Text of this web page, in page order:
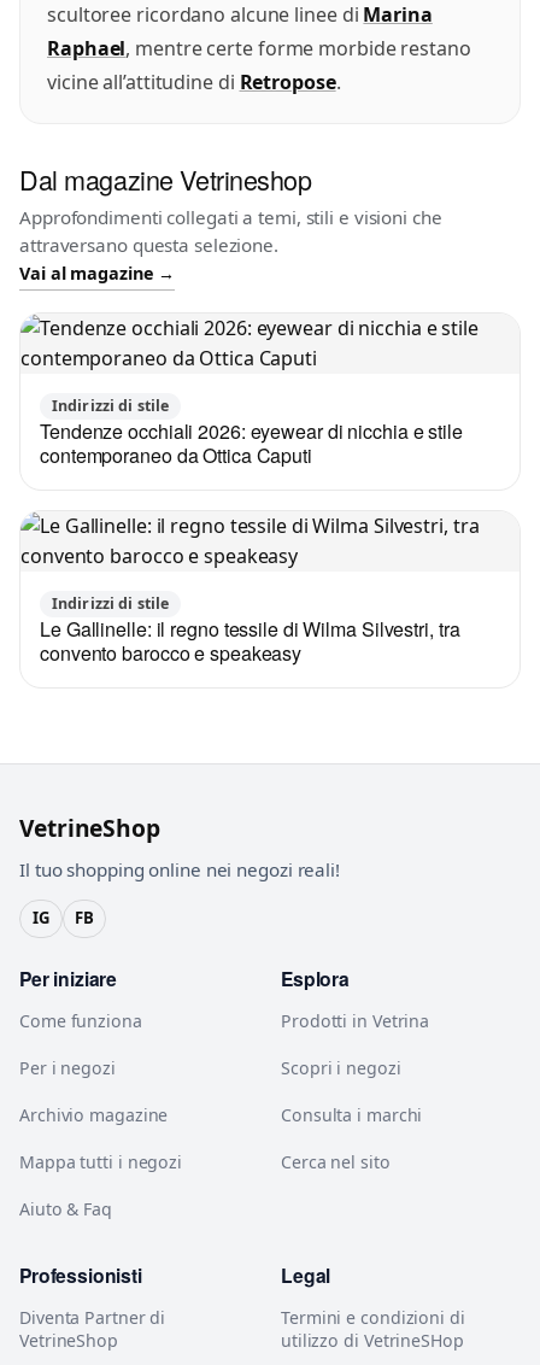
scultoree ricordano alcune linee di Marina
Raphael, mentre certe forme morbide restano
vicine all’attitudine di Retropose.
Dal magazine Vetrineshop
Approfondimenti collegati a temi, stili e visioni che
attraversano questa selezione.
Vai al magazine →
Indirizzi di stile
Tendenze occhiali 2026: eyewear di nicchia e stile
contemporaneo da Ottica Caputi
Indirizzi di stile
Le Gallinelle: il regno tessile di Wilma Silvestri, tra
convento barocco e speakeasy
VetrineShop
Il tuo shopping online nei negozi reali!
IG FB
Per iniziare
Come funziona
Per i negozi
Archivio magazine
Mappa tutti i negozi
Aiuto & Faq
Esplora
Prodotti in Vetrina
Scopri i negozi
Consulta i marchi
Cerca nel sito
Professionisti
Diventa Partner di
VetrineShop
Legal
Termini e condizioni di
utilizzo di VetrineSHop